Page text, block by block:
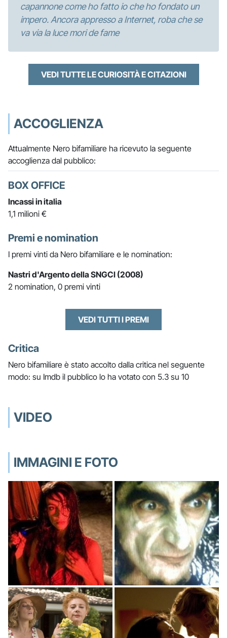
capannone come ho fatto io che ho fondato un
impero. Ancora appresso a Internet, roba che se
va via la luce mori de fame
VEDI TUTTE LE CURIOSITÀ E CITAZIONI
ACCOGLIENZA
Attualmente Nero bifamiliare ha ricevuto la seguente
accoglienza dal pubblico:
BOX OFFICE
Incassi in italia
1,1 milioni €
Premi e nomination
I premi vinti da Nero bifamiliare e le nomination:
Nastri d'Argento della SNGCI (2008)
2 nomination, 0 premi vinti
VEDI TUTTI I PREMI
Critica
Nero bifamiliare è stato accolto dalla critica nel seguente
modo: su Imdb il pubblico lo ha votato con 5.3 su 10
VIDEO
IMMAGINI E FOTO